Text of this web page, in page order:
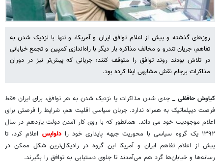
روزهای گذشته و پیش از اعلام توافق ایران و آمریکا، و تنها با نزدیک شدن به
تفاهم، جریان‌ تندرو و مخالف مذاکره بار دیگر با راه‌اندازی کمپین‌ و تجمع خیابانی
در تلاش بودند روند توافق را متوقف کنند؛ جریانی که پیش‌تر نیز در دوران
مذاکرات برجام نقش مشابهی ایفا کرده بود.
کیاوش حافظی _جدی شدن مذاکرات یا نزدیک شدن به هر توافق، برای ایران فقط
فرصت دیپلماتیک به همراه ندارد. جریان سیاسی اقلیت هم، شرایط را فرصتی برای
اعلام موجودیت خود می داند. همانطور که با روی کار آمدن دولت یازدهم در سال
۱۳۹۲ یک گروه سیاسی با محوریت جبهه پایداری خود را
دلواپس اعلام کرد، تا
پیش از اعلام تفاهم ایران و آمریکا این گروه در رادیکال‌ترین شکل ممکن در
رسانه‌ها و خیابان‌ها گرد هم می‌آمدند تا جلوی دستیابی به توافق را بگیرند.